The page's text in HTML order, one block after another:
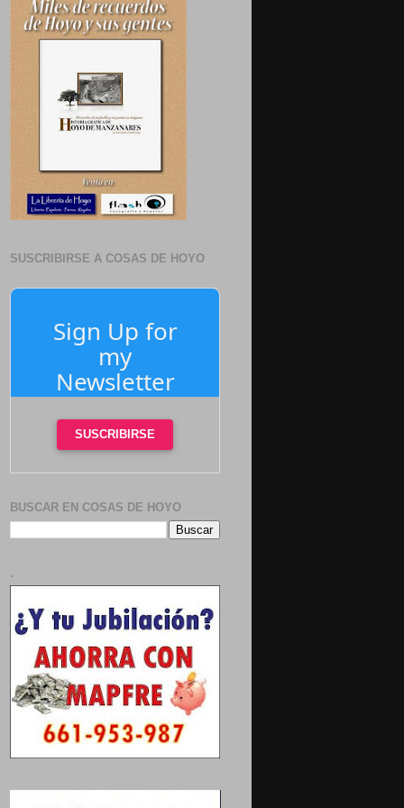
SUSCRIBIRSE A COSAS DE HOYO
Sign Up for
my
Newsletter
SUSCRIBIRSE
BUSCAR EN COSAS DE HOYO
.